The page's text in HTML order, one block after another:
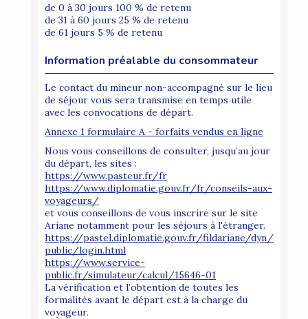
de 0 à 30 jours 100 % de retenu
de 31 à 60 jours 25 % de retenu
de 61 jours 5 % de retenu
Information préalable du consommateur
Le contact du mineur non-accompagné sur le lieu
de séjour vous sera transmise en temps utile
avec les convocations de départ.
Annexe 1 formulaire A - forfaits vendus en ligne
Nous vous conseillons de consulter, jusqu’au jour
du départ, les sites :
https://www.pasteur.fr/fr
https://www.diplomatie.gouv.fr/fr/conseils-aux-
voyageurs/
et vous conseillons de vous inscrire sur le site
Ariane notamment pour les séjours à l'étranger.
https://pastel.diplomatie.gouv.fr/fildariane/dyn/
public/login.html
https://www.service-
public.fr/simulateur/calcul/15646-01
La vérification et l’obtention de toutes les
formalités avant le départ est à la charge du
voyageur.